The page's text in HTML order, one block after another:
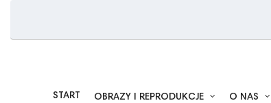
START OBRAZY I REPRODUKCJE O NAS